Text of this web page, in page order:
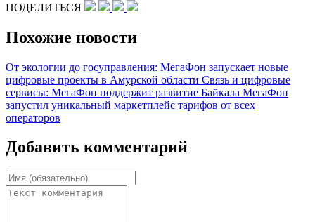
ПОДЕЛИТЬСЯ
Похожие новости
От экологии до госуправления: МегаФон запускает новые
цифровые проекты в Амурской области Связь и цифровые
сервисы: МегаФон поддержит развитие Байкала МегаФон
запустил уникальный маркетплейс тарифов от всех
операторов
Добавить комментарий